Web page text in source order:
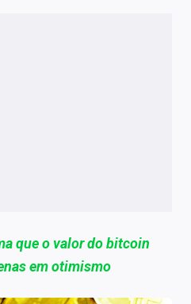
que o valor do bitcoin
em otimismo